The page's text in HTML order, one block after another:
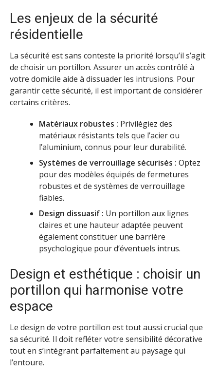
Les enjeux de la sécurité
résidentielle
La sécurité est sans conteste la priorité lorsqu’il s’agit
de choisir un portillon. Assurer un accès contrôlé à
votre domicile aide à dissuader les intrusions. Pour
garantir cette sécurité, il est important de considérer
certains critères.
Matériaux robustes : Privilégiez des
matériaux résistants tels que l’acier ou
l’aluminium, connus pour leur durabilité.
Systèmes de verrouillage sécurisés : Optez
pour des modèles équipés de fermetures
robustes et de systèmes de verrouillage
fiables.
Design dissuasif : Un portillon aux lignes
claires et une hauteur adaptée peuvent
également constituer une barrière
psychologique pour d’éventuels intrus.
Design et esthétique : choisir un
portillon qui harmonise votre
espace
Le design de votre portillon est tout aussi crucial que
sa sécurité. Il doit refléter votre sensibilité décorative
tout en s’intégrant parfaitement au paysage qui
l’entoure.